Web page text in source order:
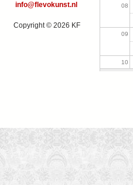
info@flevokunst.nl
Copyright © 2026 KF
08
09
10
13
14